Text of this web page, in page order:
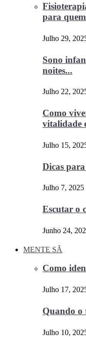
para
Julho 29,
Sono
noites...
Julho 22,
Como
vitalidade
Julho 15,
Dicas
Julho 7, 2025
Escutar o
Junho 24,
MENTE SÃ
Como
Julho 17,
Quando o
Julho 10,